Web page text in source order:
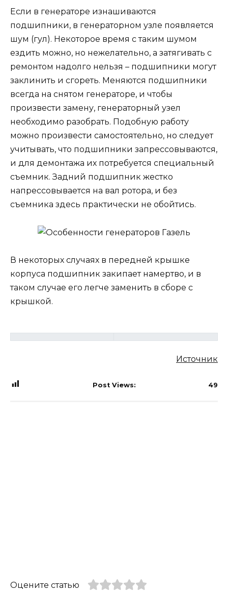
Если в генераторе изнашиваются
подшипники, в генераторном узле появляется
шум (гул). Некоторое время с таким шумом
ездить можно, но нежелательно, а затягивать с
ремонтом надолго нельзя – подшипники могут
заклинить и сгореть. Меняются подшипники
всегда на снятом генераторе, и чтобы
произвести замену, генераторный узел
необходимо разобрать. Подобную работу
можно произвести самостоятельно, но следует
учитывать, что подшипники запрессовываются,
и для демонтажа их потребуется специальный
съемник. Задний подшипник жестко
напрессовывается на вал ротора, и без
съемника здесь практически не обойтись.
В некоторых случаях в передней крышке
корпуса подшипник закипает намертво, и в
таком случае его легче заменить в сборе с
крышкой.
Источник
Post Views: 49
Оцените статью